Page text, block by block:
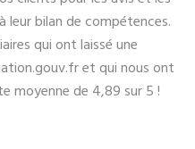
leur bilan de compétences.
qui ont laissé une
et qui nous ont
moyenne de 4,89 sur 5 !